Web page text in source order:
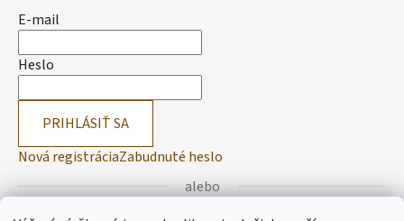
E-mail
Heslo
PRIHLÁSIŤ SA
Nová registráciaZabudnuté heslo
alebo